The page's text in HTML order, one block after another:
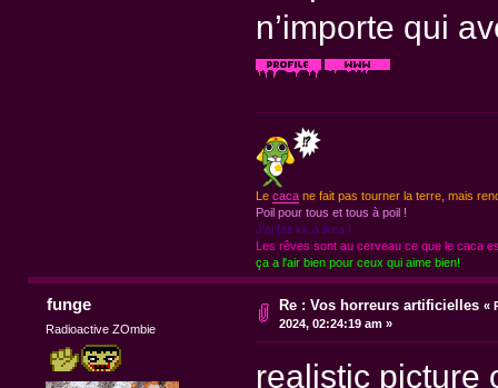
n’importe qui
Le cacane fait pas tourner la terre, mais
Poil pour tous et tous à poil !
J'ai fait kk à ikea !
Les rêves sont au cerveau ce que le caca
ça a l'air bien pour ceux qui aime bien!
funge
Radioactive ZOmbie
Re : Vos horreurs artificielles «
2024, 02:24:19 am »
realistic picture